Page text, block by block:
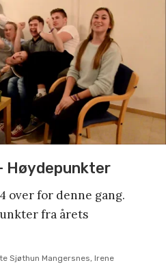
Høydepunkter
over for denne gang.
fra årets
Sjøthun Mangersnes, Irene